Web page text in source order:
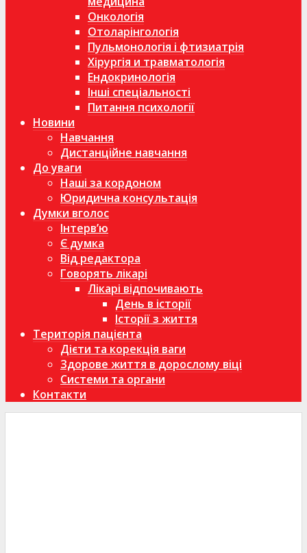
Онкологія
Отоларінгологія
Пульмонологія і фтизиатрія
Хірургія и травматологія
Ендокринологія
Інші спеціальності
Питання психології
Новини
Навчання
Дистанційне навчання
До уваги
Наші за кордоном
Юридична консультація
Думки вголос
Інтерв’ю
Є думка
Від редактора
Говорять лікарі
Лікарі відпочивають
День в історії
Історії з життя
Територія пацієнта
Дієти та корекція ваги
Здорове життя в дорослому віці
Системи та органи
Контакти